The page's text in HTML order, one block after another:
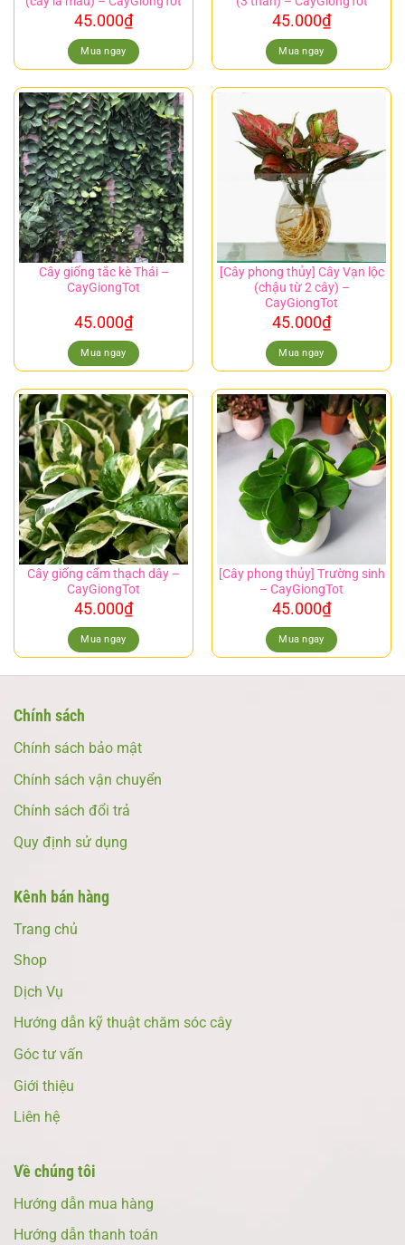
45.000₫
Mua ngay
45.000₫
Mua ngay
Cây giống tắc kè Thái –
CayGiongTot
45.000₫
Mua ngay
[Cây phong thủy] Cây Vạn lộc
(chậu từ 2 cây) –
CayGiongTot
45.000₫
Mua ngay
Cây giống cẩm thạch dây –
CayGiongTot
45.000₫
Mua ngay
[Cây phong thủy] Trường sinh
– CayGiongTot
45.000₫
Mua ngay
Chính sách
Chính sách bảo mật
Chính sách vận chuyển
Chính sách đổi trả
Quy định sử dụng
Kênh bán hàng
Trang chủ
Shop
Dịch Vụ
Hướng dẫn kỹ thuật chăm sóc cây
Góc tư vấn
Giới thiệu
Liên hệ
Về chúng tôi
Hướng dẫn mua hàng
Hướng dẫn thanh toán